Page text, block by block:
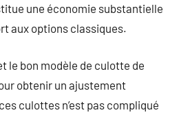
une économie substantielle
aux options classiques.
le bon modèle de culotte de
obtenir un ajustement
culottes n’est pas compliqué